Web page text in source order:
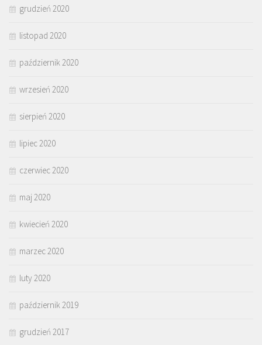
grudzień 2020
listopad 2020
październik 2020
wrzesień 2020
sierpień 2020
lipiec 2020
czerwiec 2020
maj 2020
kwiecień 2020
marzec 2020
luty 2020
październik 2019
grudzień 2017